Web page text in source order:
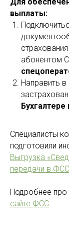
выплаты:
абонентом
Направить в
Специалисты
подготовили
Выгрузка
передачи в ФСС
Подробнее про
сайте ФСС